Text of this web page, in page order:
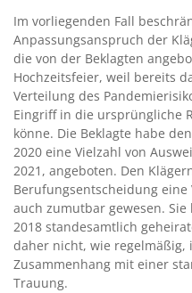
Im vorliegenden Fall
Anpassungsanspruch der
die von der Beklagten
Hochzeitsfeier, weil bereits
Verteilung des
Eingriff in die ursprüngliche
könne. Die Beklagte habe
2020 eine Vielzahl von
2021, angeboten. Den
Berufungsentscheidung
auch zumutbar gewesen.
2018 standesamtlich
daher nicht, wie
Zusammenhang mit einer
Trauung.